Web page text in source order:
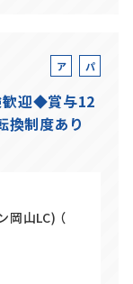
ア
バ
イ
パ
ト
迎◆賞与12
制度あり
山LC) （